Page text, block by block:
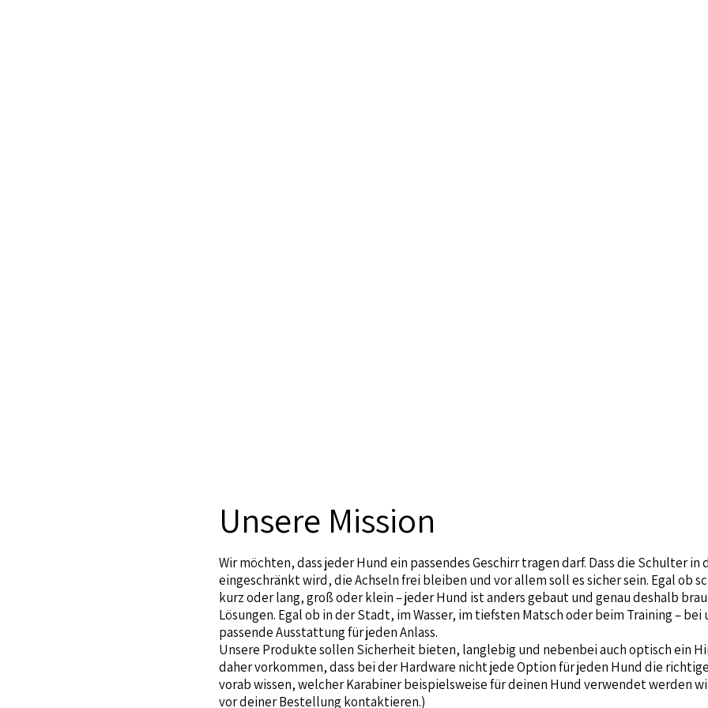
Unsere Mission
Wir möchten, dass jeder Hund ein passendes Geschirr tragen darf. Dass die Schulter
eingeschränkt wird, die Achseln frei bleiben und vor allem soll es sicher sein. Egal ob
kurz oder lang, groß oder klein – jeder Hund ist anders gebaut und genau deshalb
Lösungen. Egal ob in der Stadt, im Wasser, im tiefsten Matsch oder beim Training –
passende Ausstattung für jeden Anlass.
Unsere Produkte sollen Sicherheit bieten, langlebig und nebenbei auch optisch ein
daher vorkommen, dass bei der Hardware nicht jede Option für jeden Hund die
vorab wissen, welcher Karabiner beispielsweise für deinen Hund verwendet werden
vor deiner Bestellung kontaktieren.)